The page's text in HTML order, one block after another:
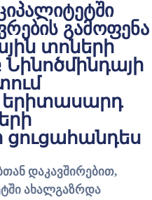
გამოფენა
տոների
დაკავშირებით,
ახალგაზრდა